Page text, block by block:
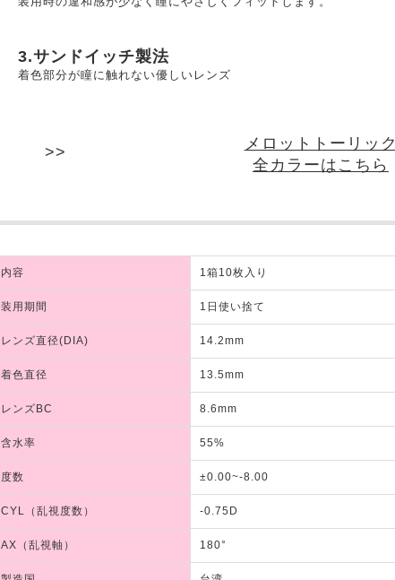
3.サンドイッチ製法
着色部分が瞳に触れない優しいレンズ
メロットトーリック
全カラーはこちら
内容 1箱10枚入り
装用期間 1日使い捨て
レンズ直径(DIA) 14.2mm
着色直径 13.5mm
レンズBC 8.6mm
含水率 55%
度数 ±0.00~-8.00
CYL（乱視度数） -0.75D
AX（乱視軸） 180°